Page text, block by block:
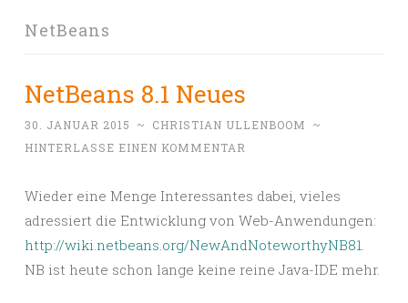
NetBeans
NetBeans 8.1 Neues
30. JANUAR 2015 ~ CHRISTIAN ULLENBOOM
~
HINTERLASSE EINEN KOMMENTAR
Wieder eine Menge Interessantes dabei, vieles
adressiert die Entwicklung von Web-Anwendungen:
http://wiki.netbeans.org/NewAndNoteworthyNB81.
NB ist heute schon lange keine reine Java-IDE mehr.